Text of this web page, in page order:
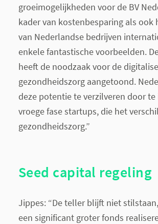
groeimogelijkheden voor de BV
kader van kostenbesparing als ook
van Nederlandse bedrijven
enkele fantastische voorbeelden.
heeft de noodzaak voor de
gezondheidszorg aangetoond.
deze potentie te verzilveren door te
vroege fase startups, die het
gezondheidszorg.”
Seed capital regeling
Jippes: “De teller blijft niet
een significant groter fonds